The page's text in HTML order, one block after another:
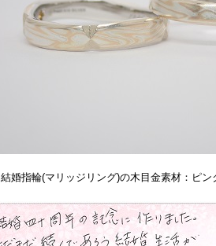
結婚指輪(マリッジリング)の木目金素材：ピ